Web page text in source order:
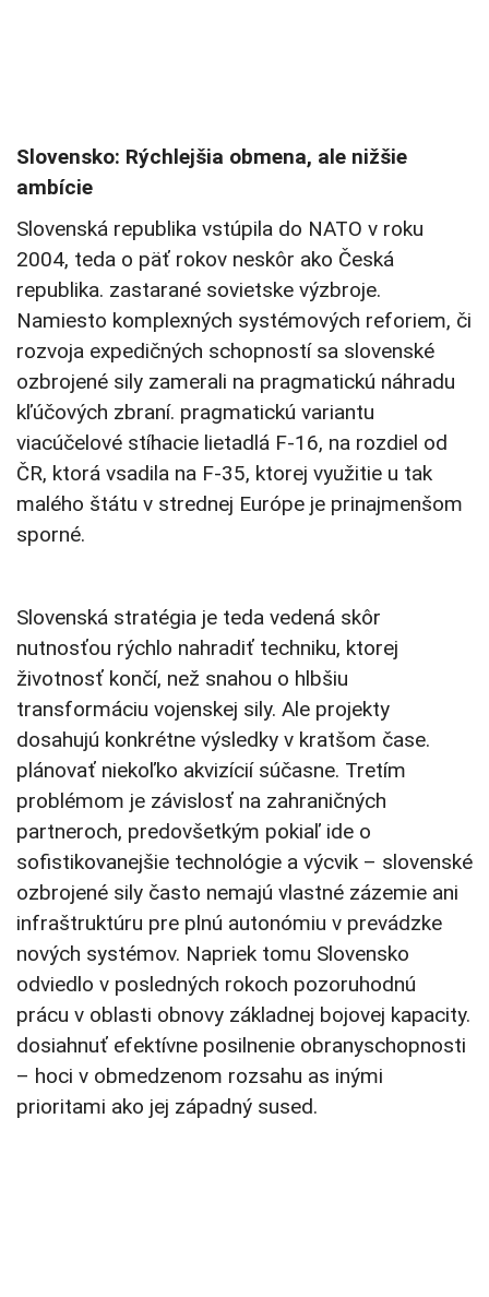
Slovensko: Rýchlejšia obmena, ale nižšie
ambície
Slovenská republika vstúpila do NATO v roku
2004, teda o päť rokov neskôr ako Česká
republika. zastarané sovietske výzbroje.
Namiesto komplexných systémových reforiem, či
rozvoja expedičných schopností sa slovenské
ozbrojené sily zamerali na pragmatickú náhradu
kľúčových zbraní. pragmatickú variantu
viacúčelové stíhacie lietadlá F-16, na rozdiel od
ČR, ktorá vsadila na F-35, ktorej využitie u tak
malého štátu v strednej Európe je prinajmenšom
sporné.
Slovenská stratégia je teda vedená skôr
nutnosťou rýchlo nahradiť techniku, ktorej
životnosť končí, než snahou o hlbšiu
transformáciu vojenskej sily. Ale projekty
dosahujú konkrétne výsledky v kratšom čase.
plánovať niekoľko akvizícií súčasne. Tretím
problémom je závislosť na zahraničných
partneroch, predovšetkým pokiaľ ide o
sofistikovanejšie technológie a výcvik – slovenské
ozbrojené sily často nemajú vlastné zázemie ani
infraštruktúru pre plnú autonómiu v prevádzke
nových systémov. Napriek tomu Slovensko
odviedlo v posledných rokoch pozoruhodnú
prácu v oblasti obnovy základnej bojovej kapacity.
dosiahnuť efektívne posilnenie obranyschopnosti
– hoci v obmedzenom rozsahu as inými
prioritami ako jej západný sused.